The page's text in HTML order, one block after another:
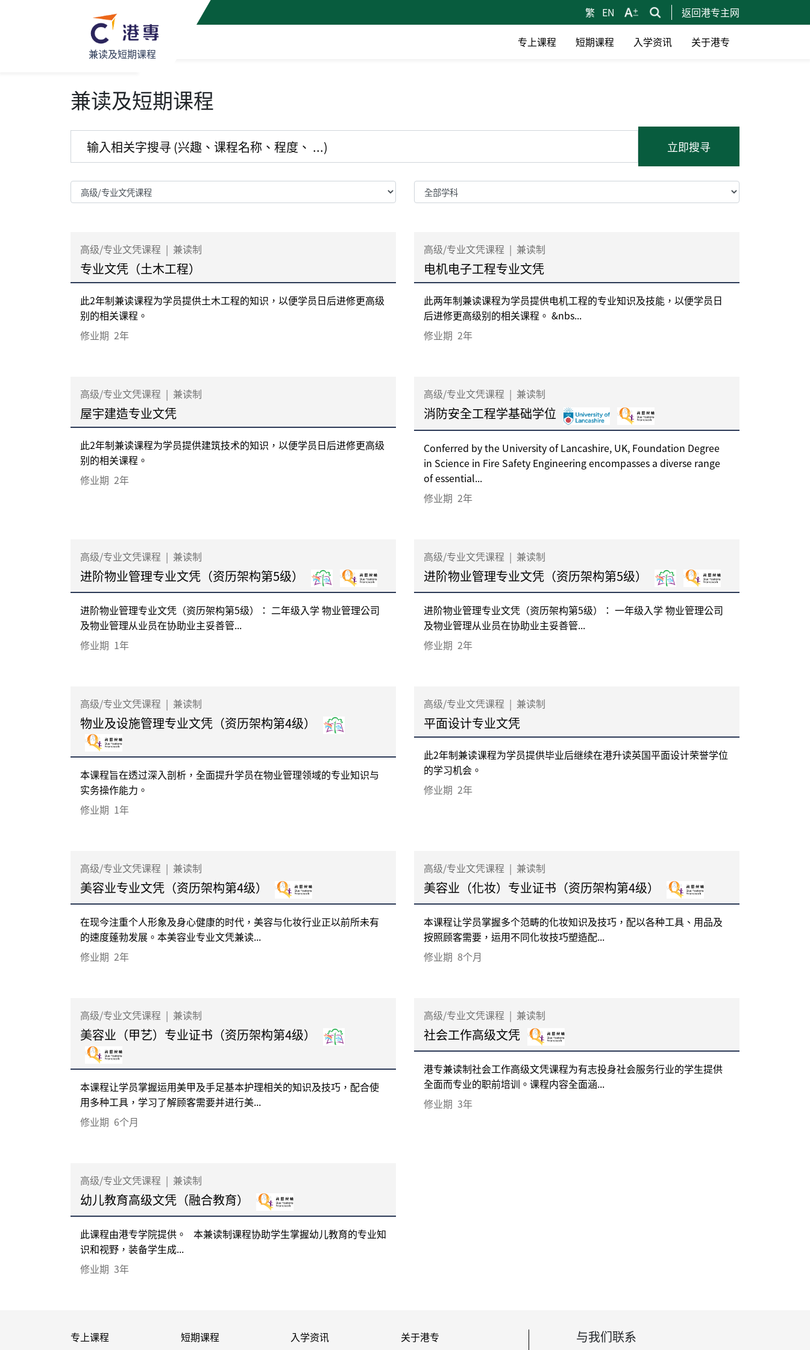
繁 EN 返回港专主网
兼读及短期课程
专上课程 短期课程 入学资讯 关于港专
兼读及短期课程
立即搜寻
高级/专业文凭课程 | 兼读制
专业文凭（土木工程）
此2年制兼读课程为学员提供土木工程的知识，以便学员日后进修更高级
别的相关课程。
修业期 2年
高级/专业文凭课程 | 兼读制
电机电子工程专业文凭
此两年制兼读课程为学员提供电机工程的专业知识及技能，以便学员日
后进修更高级别的相关课程。 &nbs...
修业期 2年
高级/专业文凭课程 | 兼读制
屋宇建造专业文凭
此2年制兼读课程为学员提供建筑技术的知识，以便学员日后进修更高级
别的相关课程。
修业期 2年
高级/专业文凭课程 | 兼读制
消防安全工程学基础学位
Conferred by the University of Lancashire, UK, Foundation Degree
in Science in Fire Safety Engineering encompasses a diverse range
of essential...
修业期 2年
高级/专业文凭课程 | 兼读制
进阶物业管理专业文凭（资历架构第5级）
进阶物业管理专业文凭（资历架构第5级）： 二年级入学 物业管理公司
及物业管理从业员在协助业主妥善管...
修业期 1年
高级/专业文凭课程 | 兼读制
进阶物业管理专业文凭（资历架构第5级）
进阶物业管理专业文凭（资历架构第5级）： 一年级入学 物业管理公司
及物业管理从业员在协助业主妥善管...
修业期 2年
高级/专业文凭课程 | 兼读制
物业及设施管理专业文凭（资历架构第4级）
本课程旨在透过深入剖析，全面提升学员在物业管理领域的专业知识与
实务操作能力。
修业期 1年
高级/专业文凭课程 | 兼读制
平面设计专业文凭
此2年制兼读课程为学员提供毕业后继续在港升读英国平面设计荣誉学位
的学习机会。
修业期 2年
高级/专业文凭课程 | 兼读制
美容业专业文凭（资历架构第4级）
在现今注重个人形象及身心健康的时代，美容与化妆行业正以前所未有
的速度蓬勃发展。本美容业专业文凭兼读...
修业期 2年
高级/专业文凭课程 | 兼读制
美容业（化妆）专业证书（资历架构第4级）
本课程让学员掌握多个范畴的化妆知识及技巧，配以各种工具、用品及
按照顾客需要，运用不同化妆技巧塑造配...
修业期 8个月
高级/专业文凭课程 | 兼读制
美容业（甲艺）专业证书（资历架构第4级）
本课程让学员掌握运用美甲及手足基本护理相关的知识及技巧，配合使
用多种工具，学习了解顾客需要并进行美...
修业期 6个月
高级/专业文凭课程 | 兼读制
社会工作高级文凭
港专兼读制社会工作高级文凭课程为有志投身社会服务行业的学生提供
全面而专业的职前培训。课程内容全面涵...
修业期 3年
高级/专业文凭课程 | 兼读制
幼儿教育高级文凭（融合教育）
此课程由港专学院提供。 本兼读制课程协助学生掌握幼儿教育的专业知
识和视野，装备学生成...
修业期 3年
专上课程 短期课程 入学资讯 关于港专 与我们联系